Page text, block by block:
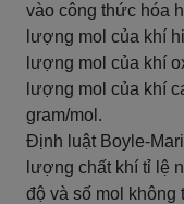
vào công thức hóa
lượng mol của khí
lượng mol của khí
lượng mol của khí
gram/mol.
Định luật Boyle-
lượng chất khí tỉ lệ
độ và số mol không